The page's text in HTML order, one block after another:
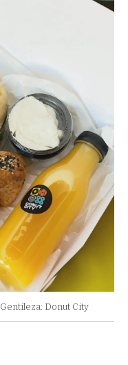
Gentileza: Donut City